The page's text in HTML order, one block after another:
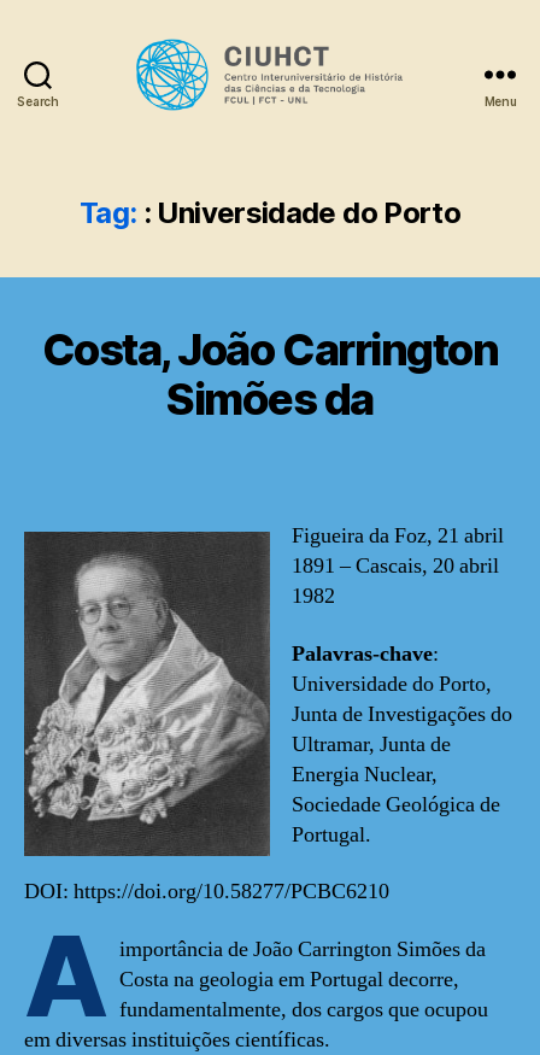
Search Menu
Tag: : Universidade do Porto
Costa, João Carrington
Simões da
Figueira da Foz, 21 abril
1891 – Cascais, 20 abril
1982
Palavras-chave:
Universidade do Porto,
Junta de Investigações do
Ultramar, Junta de
Energia Nuclear,
Sociedade Geológica de
Portugal.
DOI: https://doi.org/10.58277/PCBC6210
A importância de João Carrington Simões da
Costa na geologia em Portugal decorre,
fundamentalmente, dos cargos que ocupou
em diversas instituições científicas.